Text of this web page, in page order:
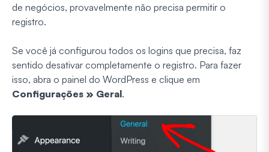
de negócios, provavelmente não precisa permitir o
registro.
Se você já configurou todos os logins que precisa, faz
sentido desativar completamente o registro. Para fazer
isso, abra o painel do WordPress e clique em
Configurações » Geral.